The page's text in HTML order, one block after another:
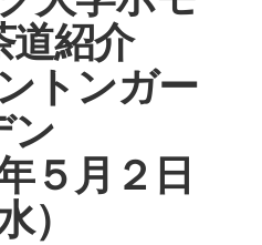
紹介
トンガー
ン
５月２日
）